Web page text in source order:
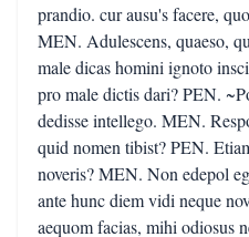
prandio. cur ausu's facere,
MEN. Adulescens, quaeso,
male dicas homini ignoto
pro male dictis dari? PEN.
dedisse intellego. MEN.
quid nomen tibist? PEN.
noveris? MEN. Non edepol
ante hunc diem vidi neque
aequom facias, mihi odiosus